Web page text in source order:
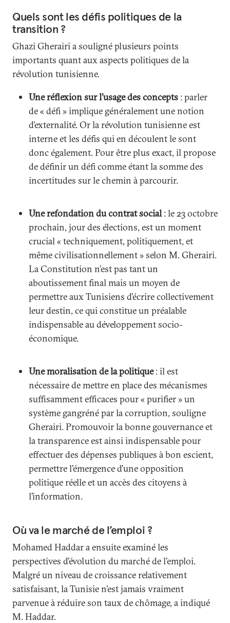
Quels sont les défis politiques de la
transition ?
Ghazi Gherairi a souligné plusieurs points
importants quant aux aspects politiques de la
révolution tunisienne.
Une réflexion sur l’usage des concepts : parler
de « défi » implique généralement une notion
d’externalité. Or la révolution tunisienne est
interne et les défis qui en découlent le sont
donc également. Pour être plus exact, il propose
de définir un défi comme étant la somme des
incertitudes sur le chemin à parcourir.
Une refondation du contrat social: le 23 octobre
prochain, jour des élections, est un moment
crucial « techniquement, politiquement, et
même civilisationnellement » selon M. Gherairi.
La Constitution n’est pas tant un
aboutissement final mais un moyen de
permettre aux Tunisiens d’écrire collectivement
leur destin, ce qui constitue un préalable
indispensable au développement socio-
économique.
Une moralisation de la politique: il est
nécessaire de mettre en place des mécanismes
suffisamment efficaces pour « purifier » un
système gangréné par la corruption, souligne
Gherairi. Promouvoir la bonne gouvernance et
la transparence est ainsi indispensable pour
effectuer des dépenses publiques à bon escient,
permettre l’émergence d’une opposition
politique réelle et un accès des citoyens à
l’information.
Où va le marché de l’emploi ?
Mohamed Haddar a ensuite examiné les
perspectives d’évolution du marché de l’emploi.
Malgré un niveau de croissance relativement
satisfaisant, la Tunisie n’est jamais vraiment
parvenue à réduire son taux de chômage, a indiqué
M. Haddar.